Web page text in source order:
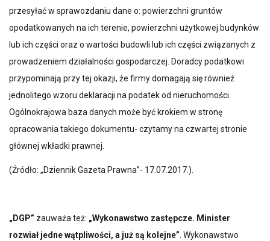
przesyłać w sprawozdaniu dane o: powierzchni gruntów
opodatkowanych na ich terenie, powierzchni użytkowej budynków
lub ich części oraz o wartości budowli lub ich części związanych z
prowadzeniem działalności gospodarczej. Doradcy podatkowi
przypominają przy tej okazji, że firmy domagają się również
jednolitego wzoru deklaracji na podatek od nieruchomości.
Ogólnokrajowa baza danych może być krokiem w stronę
opracowania takiego dokumentu- czytamy na czwartej stronie
głównej wkładki prawnej.
(Źródło: „Dziennik Gazeta Prawna”- 17.07.2017.).
„DGP” zauważa też: „Wykonawstwo zastępcze. Minister
rozwiał jedne wątpliwości, a już są kolejne” . Wykonawstwo